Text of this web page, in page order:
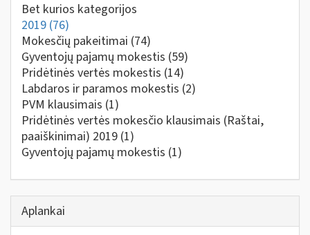
Bet kurios kategorijos
2019 (76)
Mokesčių pakeitimai (74)
Gyventojų pajamų mokestis (59)
Pridėtinės vertės mokestis (14)
Labdaros ir paramos mokestis (2)
PVM klausimais (1)
Pridėtinės vertės mokesčio klausimais (Raštai,
paaiškinimai) 2019 (1)
Gyventojų pajamų mokestis (1)
Aplankai